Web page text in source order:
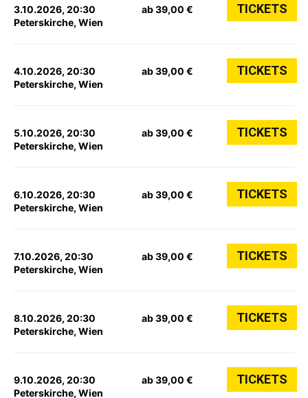
3.10.2026, 20:30
Peterskirche, Wien
ab 39,00 € TICKETS
4.10.2026, 20:30
Peterskirche, Wien
ab 39,00 € TICKETS
5.10.2026, 20:30
Peterskirche, Wien
ab 39,00 € TICKETS
6.10.2026, 20:30
Peterskirche, Wien
ab 39,00 € TICKETS
7.10.2026, 20:30
Peterskirche, Wien
ab 39,00 € TICKETS
8.10.2026, 20:30
Peterskirche, Wien
ab 39,00 € TICKETS
9.10.2026, 20:30
Peterskirche, Wien
ab 39,00 € TICKETS